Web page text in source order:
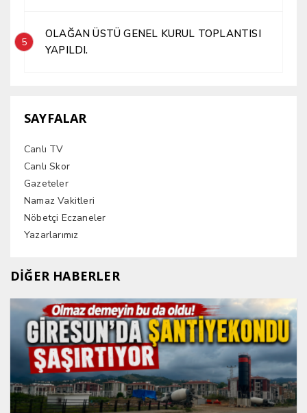
5
OLAĞAN ÜSTÜ GENEL KURUL TOPLANTISI
YAPILDI.
SAYFALAR
Canlı TV
Canlı Skor
Gazeteler
Namaz Vakitleri
Nöbetçi Eczaneler
Yazarlarımız
DİĞER HABERLER